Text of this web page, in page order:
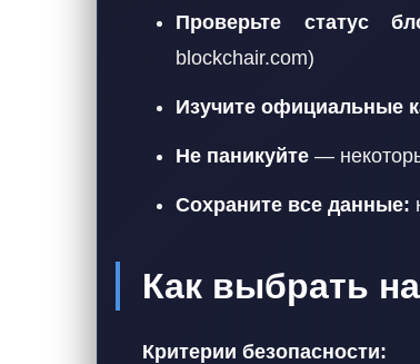
Проверьте статус
blockchair.com)
Изучите официальные
Не паникуйте —
Сохраните все данные:
Как выбрать
Критерии безопасности: